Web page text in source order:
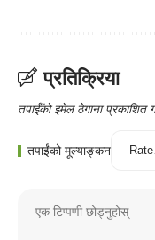
प्रतिक्रिया
तपाईँको इमेल ठेगाना प्रकाशित
तपाईंको मूल्याङ्कन